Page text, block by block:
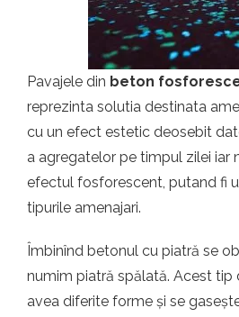
Pavajele din beton
reprezinta solutia destinata
cu un efect estetic deosebit
a agregatelor pe timpul zilei iar
efectul fosforescent, putand fi
tipurile amenajari.
Îmbinînd betonul cu piatră se
numim piatră spălată. Acest tip
avea diferite forme și se